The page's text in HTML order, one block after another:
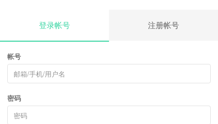
登录帐号 注册帐号
帐号
密码